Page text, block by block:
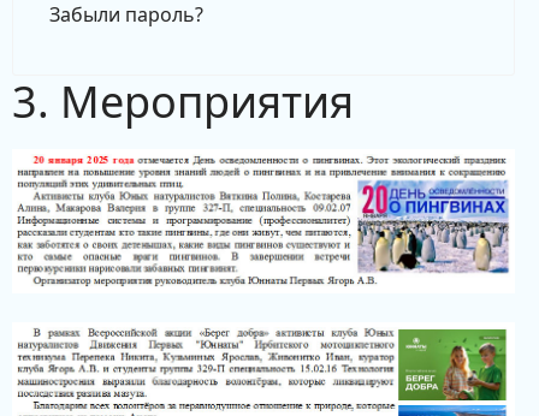
Забыли пароль?
3. Мероприятия